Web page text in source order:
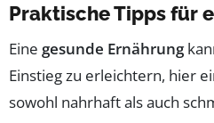
Praktische Tipps für
Eine gesunde Ernährung
Einstieg zu erleichtern, hier
sowohl nahrhaft als auch